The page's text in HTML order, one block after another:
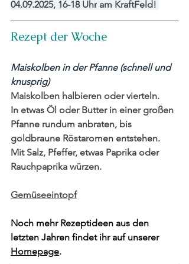
04.09.2025, 16-18 Uhr am KraftFeld!
Rezept der Woche
Maiskolben in der Pfanne (schnell und
knusprig)
Maiskolben halbieren oder vierteln.
In etwas Öl oder Butter in einer großen
Pfanne rundum anbraten, bis
goldbraune Röstaromen entstehen.
Mit Salz, Pfeffer, etwas Paprika oder
Rauchpaprika würzen.
Gemüseeintopf
Noch mehr Rezeptideen aus den
letzten Jahren findet ihr auf unserer
Homepage.